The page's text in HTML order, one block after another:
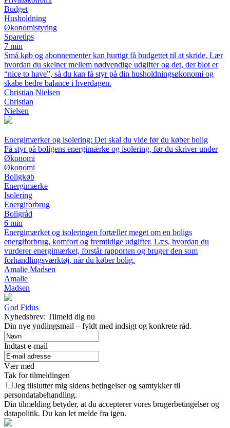
Budget
Husholdning
Økonomistyring
Sparetips
7 min
Små køb og abonnementer kan hurtigt få budgettet til at skride. Lær
hvordan du skelner mellem nødvendige udgifter og det, der blot er
“nice to have”, så du kan få styr på din husholdningsøkonomi og
skabe bedre balance i hverdagen.
Christian Nielsen
Christian
Nielsen
Energimærker og isolering: Det skal du vide før du køber bolig
Få styr på boligens energimærke og isolering, før du skriver under
Økonomi
Økonomi
Boligkøb
Energimærke
Isolering
Energiforbrug
Boligråd
6 min
Energimærket og isoleringen fortæller meget om en boligs
energiforbrug, komfort og fremtidige udgifter. Læs, hvordan du
vurderer energimærket, forstår rapporten og bruger den som
forhandlingsværktøj, når du køber bolig.
Amalie Madsen
Amalie
Madsen
God Fidus
Nyhedsbrev: Tilmeld dig nu
Din nye yndlingsmail – fyldt med indsigt og konkrete råd.
Indtast e-mail
Vær med
Tak for tilmeldingen
Jeg tilslutter mig sidens betingelser og samtykker til
persondatabehandling.
Din tilmelding betyder, at du accepterer vores brugerbetingelser og
datapolitik. Du kan let melde fra igen.